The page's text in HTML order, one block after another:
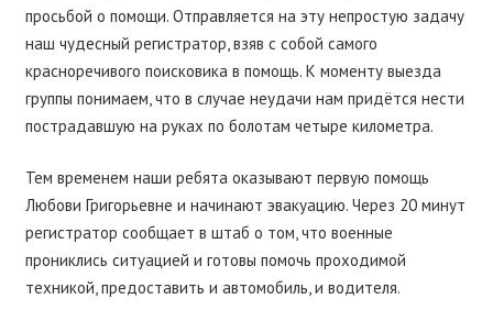
просьбой о помощи. Отправляется на эту непростую задачу
наш чудесный регистратор, взяв с собой самого
красноречивого поисковика в помощь. К моменту выезда
группы понимаем, что в случае неудачи нам придётся нести
пострадавшую на руках по болотам четыре километра.
Тем временем наши ребята оказывают первую помощь
Любови Григорьевне и начинают эвакуацию. Через 20 минут
регистратор сообщает в штаб о том, что военные
прониклись ситуацией и готовы помочь проходимой
техникой, предоставить и автомобиль, и водителя.